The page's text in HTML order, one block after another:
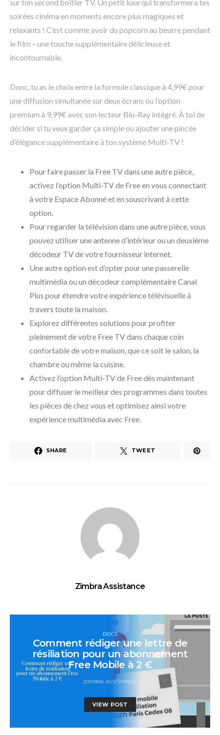
sur ton second boîtier TV. Un petit luxe qui transformera tes
soirées cinéma en moments encore plus magiques et
relaxants ! C’est comme avoir du popcorn au beurre pendant
le film – une touche supplémentaire délicieuse et
incontournable.
Donc, tu as le choix entre la formule classique à 4,99€ pour
une diffusion simultanée sur deux écrans ou l’option
premium à 9,99€ avec son lecteur Blu-Ray intégré. À toi de
décider si tu veux garder ça simple ou ajouter une pincée
d’élégance supplémentaire à ton système Multi-TV !
Pour faire passer la Free TV dans une autre pièce,
activez l’option Multi-TV de Free en vous connectant
à votre Espace Abonné et en souscrivant à cette
option.
Pour regarder la télévision dans une autre pièce, vous
pouvez utiliser une antenne d’intérieur ou un deuxième
décodeur TV de votre fournisseur internet.
Une autre option est d’opter pour une passerelle
multimédia ou un décodeur complémentaire Canal
Plus pour étendre votre expérience télévisuelle à
travers toute la maison.
Explorez différentes solutions pour profiter
pleinement de votre Free TV dans chaque coin
confortable de votre maison, que ce soit le salon, la
chambre ou même la cuisine.
Activez l’option Multi-TV de Free dès maintenant
pour diffuser le meilleur des programmes dans toutes
les pièces de chez vous et optimisez ainsi votre
expérience multimédia avec Free.
SHARE TWEET
Zimbra Assistance
DOCS
Comment rédiger une lettre de
résiliation pour un abonnement
Free Mobile à 2 €
ZIMBRA ASSISTANCE
VIEW POST